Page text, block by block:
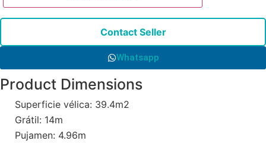
Contact Seller
Whatsapp
Product Dimensions
Superficie vélica: 39.4m2
Grátil: 14m
Pujamen: 4.96m